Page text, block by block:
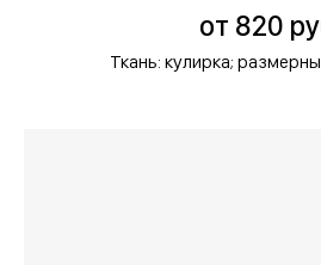
от 820
Ткань: кулирка;